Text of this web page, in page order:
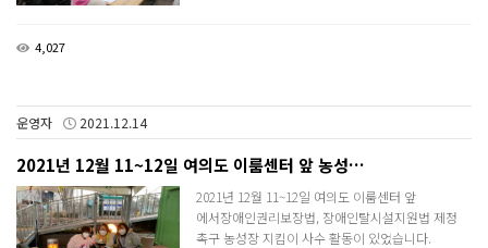
4,027
운영자 2021.12.14
2021년 12월 11~12일 여의도 이룸센터 앞 농성…
2021년 12월 11~12일 여의도 이룸센터 앞
에서장애인권리보장법, 장애인탈시설지원법 제정
촉구 농성장 지킴이 사수 활동이 있었습니다.